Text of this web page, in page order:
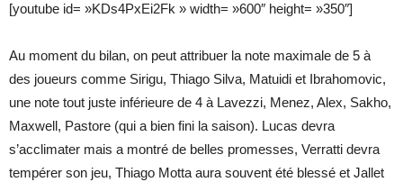
[youtube id= »KDs4PxEi2Fk » width= »600″ height= »350″]
Au moment du bilan, on peut attribuer la note maximale de 5 à
des joueurs comme Sirigu, Thiago Silva, Matuidi et Ibrahomovic,
une note tout juste inférieure de 4 à Lavezzi, Menez, Alex, Sakho,
Maxwell, Pastore (qui a bien fini la saison). Lucas devra
s’acclimater mais a montré de belles promesses, Verratti devra
tempérer son jeu, Thiago Motta aura souvent été blessé et Jallet